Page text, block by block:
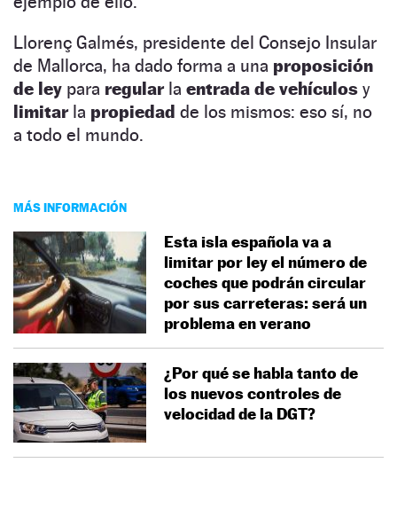
Llorenç Galmés, presidente del Consejo Insular
de Mallorca, ha dado forma a una proposición
de ley para regular la entrada de vehículos y
limitar la propiedad de los mismos: eso sí, no
a todo el mundo.
MÁS INFORMACIÓN
Esta isla española va a
limitar por ley el número de
coches que podrán circular
por sus carreteras: será un
problema en verano
¿Por qué se habla tanto de
los nuevos controles de
velocidad de la DGT?